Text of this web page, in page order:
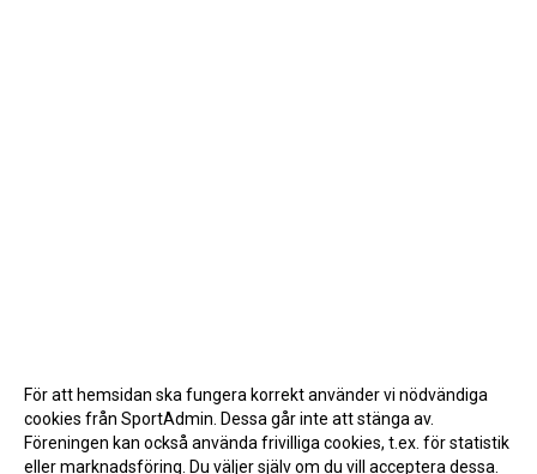
För att hemsidan ska fungera korrekt använder vi nödvändiga
cookies från SportAdmin. Dessa går inte att stänga av.
Föreningen kan också använda frivilliga cookies, t.ex. för statistik
eller marknadsföring. Du väljer själv om du vill acceptera dessa.